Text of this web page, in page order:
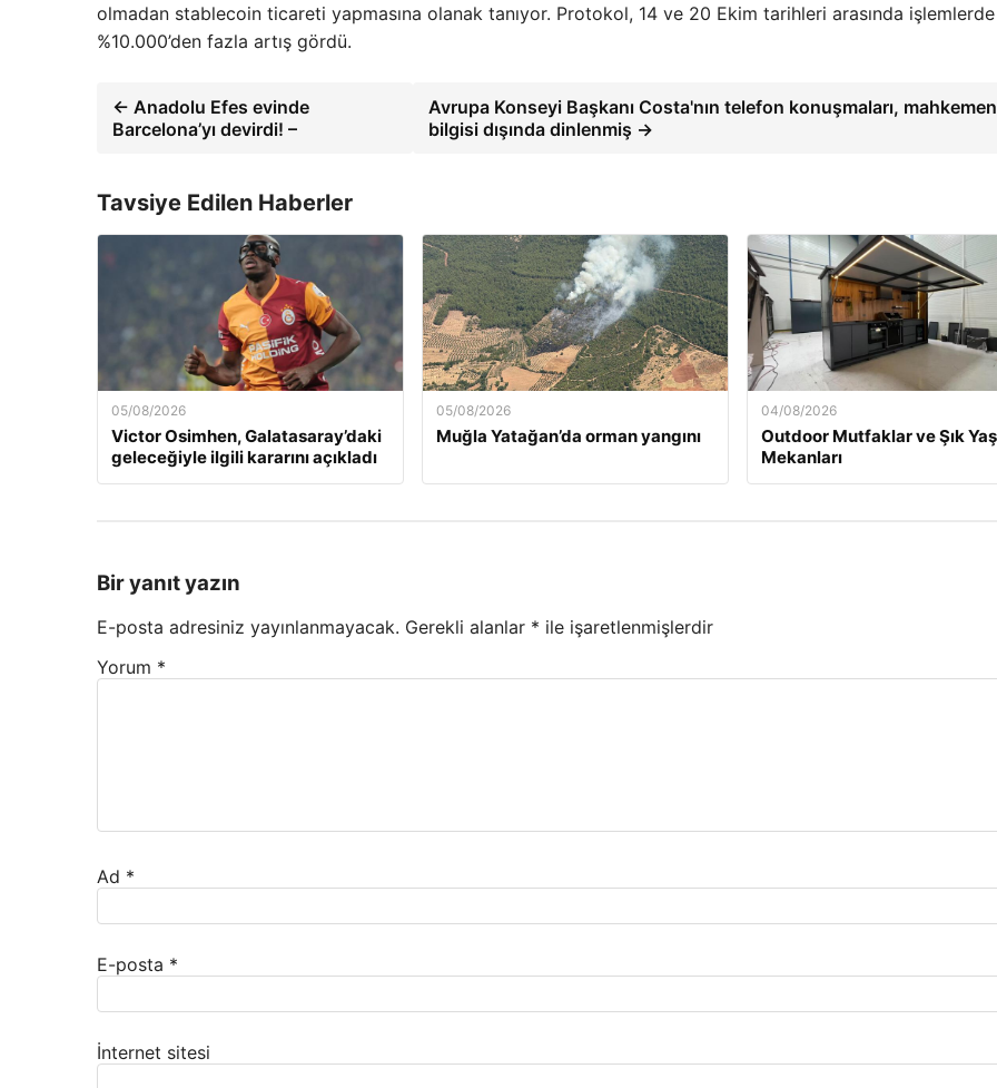
olmadan stablecoin ticareti yapmasına olanak tanıyor. Protokol, 14 ve 20 Ekim tarihleri ​​arasında işlemlerde
%10.000’den fazla artış gördü.
← Anadolu Efes evinde
Barcelona’yı devirdi! –
Avrupa Konseyi Başkanı Costa'nın telefon konuşmaları,
bilgisi dışında dinlenmiş →
Tavsiye Edilen Haberler
05/08/2026
Victor Osimhen, Galatasaray’daki
geleceğiyle ilgili kararını açıkladı
05/08/2026
Muğla Yatağan’da orman yangını
04/08/2026
Outdoor Mutfaklar ve Şık
Mekanları
Bir yanıt yazın
E-posta adresiniz yayınlanmayacak. Gerekli alanlar * ile işaretlenmişlerdir
Yorum *
Ad *
E-posta *
İnternet sitesi